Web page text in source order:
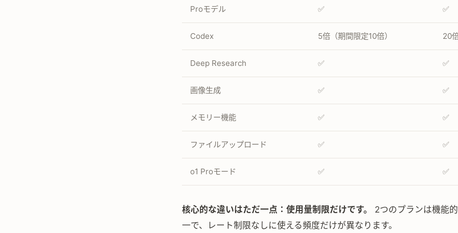
Proモデル ✅ ✅
Codex 5倍（期間限定10倍） 20
Deep Research ✅ ✅
画像生成 ✅ ✅
メモリー機能 ✅ ✅
ファイルアップロード ✅ ✅
o1 Proモード ✅ ✅
核心的な違いはただ一点：使用量制限だけです。
2つのプランは機能
一で、レート制限なしに使える頻度だけが異なります。